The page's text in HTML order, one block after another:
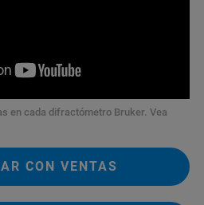
en cada difractómetro Bruker. Vea
CON VENTAS